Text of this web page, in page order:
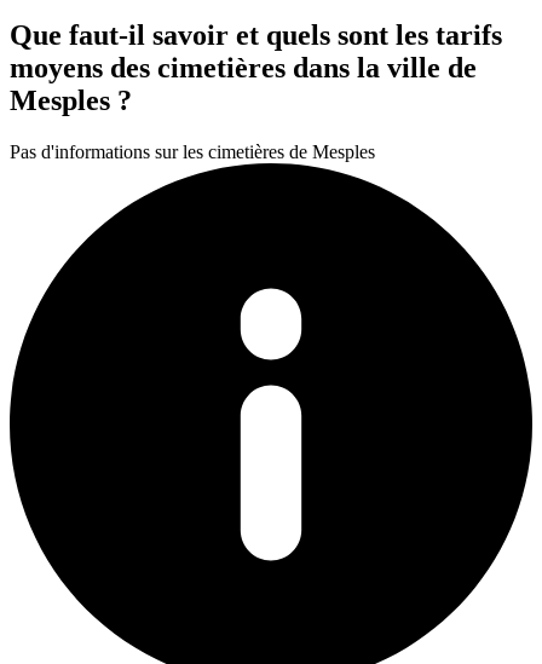
Que faut-il savoir et quels sont les tarifs
moyens des cimetières dans la ville de
Mesples ?
Pas d'informations sur les cimetières de Mesples